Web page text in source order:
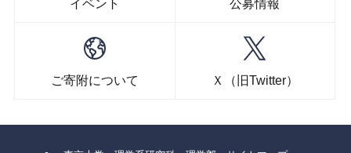
イベント 公募情報
ご寄附について Ｘ（旧Twitter）